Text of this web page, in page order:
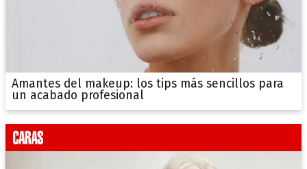
Amantes del makeup: los tips más sencillos para
un acabado profesional